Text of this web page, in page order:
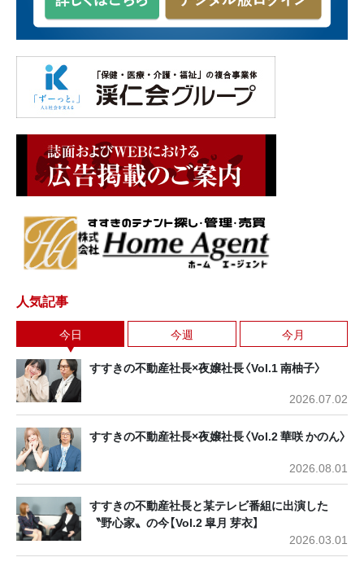
人気記事
今日 今週 今月
すすきの不動産社長×夜嬢社長〈Vol.1 南柚子〉
2026.07.02
すすきの不動産社長×夜嬢社長〈Vol.2 華咲 かのん〉
2026.08.01
すすきの不動産社長と某テレビ番組に出演した
〝野心家〟の今【Vol.2 皐月 芽衣】
2026.03.01